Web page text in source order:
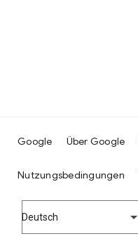
Google Über Google
Nutzungsbedingungen
Deutsch